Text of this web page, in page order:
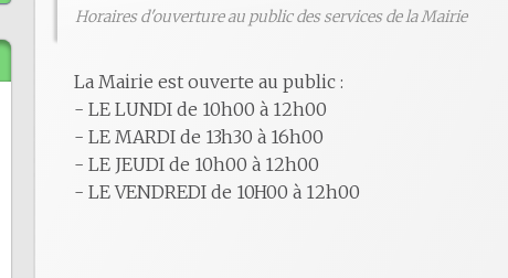
Horaires d'ouverture au public des services de la Mairie
La Mairie est ouverte au public :
- LE LUNDI de 10h00 à 12h00
- LE MARDI de 13h30 à 16h00
- LE JEUDI de 10h00 à 12h00
- LE VENDREDI de 10H00 à 12h00